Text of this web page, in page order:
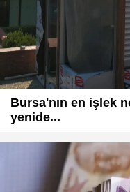
Bursa'nın en işlek
yenide...